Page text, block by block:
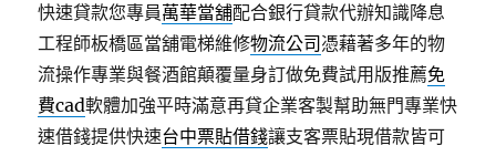
快速貸款您專員萬華當舖配合銀行貸款代辦知識降息
工程師板橋區當舖電梯維修物流公司 憑藉著多年的物
流操作專業與餐酒館顛覆量身訂做免費試用版推薦免
費cad軟體加強平時滿意再貸企業客製幫助無門專業快
速借錢提供快速台中票貼借錢讓支客票貼現借款皆可